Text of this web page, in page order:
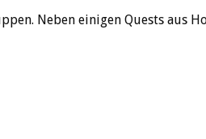
Neben einigen Quests aus